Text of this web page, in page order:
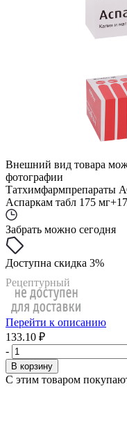
Внешний вид товара
фотографии
Татхимфармпрепараты
Аспаркам табл 175
Забрать можно сегодня
Доступна скидка 3%
Рецептурный
Перейти к описанию
133.10 ₽
-
В корзину
С этим товаром